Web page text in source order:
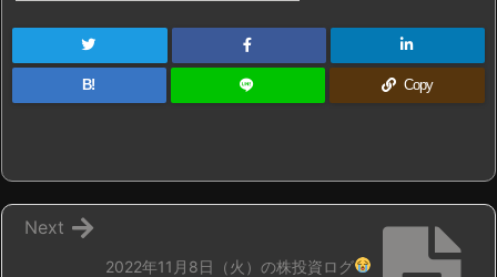
B! Copy
2022年11月8日（火）の株投資ログ
Next